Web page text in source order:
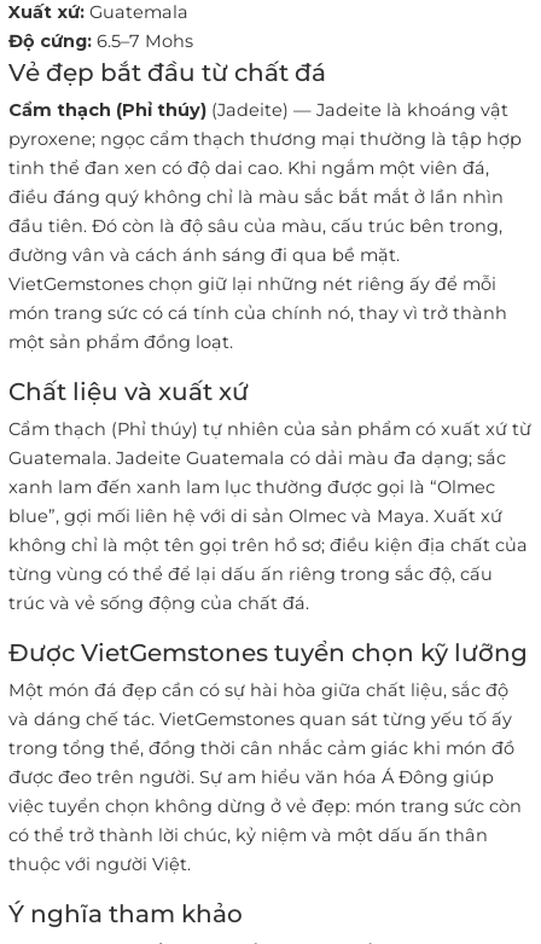
Xuất xứ: Guatemala
Độ cứng: 6.5–7 Mohs
Vẻ đẹp bắt đầu từ chất đá
Cẩm thạch (Phỉ thúy) (Jadeite) — Jadeite là khoáng vật
pyroxene; ngọc cẩm thạch thương mại thường là tập hợp
tinh thể đan xen có độ dai cao. Khi ngắm một viên đá,
điều đáng quý không chỉ là màu sắc bắt mắt ở lần nhìn
đầu tiên. Đó còn là độ sâu của màu, cấu trúc bên trong,
đường vân và cách ánh sáng đi qua bề mặt.
VietGemstones chọn giữ lại những nét riêng ấy để mỗi
món trang sức có cá tính của chính nó, thay vì trở thành
một sản phẩm đồng loạt.
Chất liệu và xuất xứ
Cẩm thạch (Phỉ thúy) tự nhiên của sản phẩm có xuất xứ từ
Guatemala. Jadeite Guatemala có dải màu đa dạng; sắc
xanh lam đến xanh lam lục thường được gọi là “Olmec
blue”, gợi mối liên hệ với di sản Olmec và Maya. Xuất xứ
không chỉ là một tên gọi trên hồ sơ; điều kiện địa chất của
từng vùng có thể để lại dấu ấn riêng trong sắc độ, cấu
trúc và vẻ sống động của chất đá.
Được VietGemstones tuyển chọn kỹ lưỡng
Một món đá đẹp cần có sự hài hòa giữa chất liệu, sắc độ
và dáng chế tác. VietGemstones quan sát từng yếu tố ấy
trong tổng thể, đồng thời cân nhắc cảm giác khi món đồ
được đeo trên người. Sự am hiểu văn hóa Á Đông giúp
việc tuyển chọn không dừng ở vẻ đẹp: món trang sức còn
có thể trở thành lời chúc, kỷ niệm và một dấu ấn thân
thuộc với người Việt.
Ý nghĩa tham khảo